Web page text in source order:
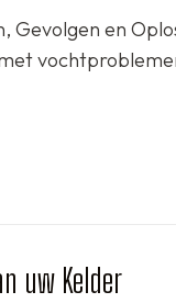
Oplossingen
voor
Vochtproblemen
in
Gevolgen en
uw Kelder